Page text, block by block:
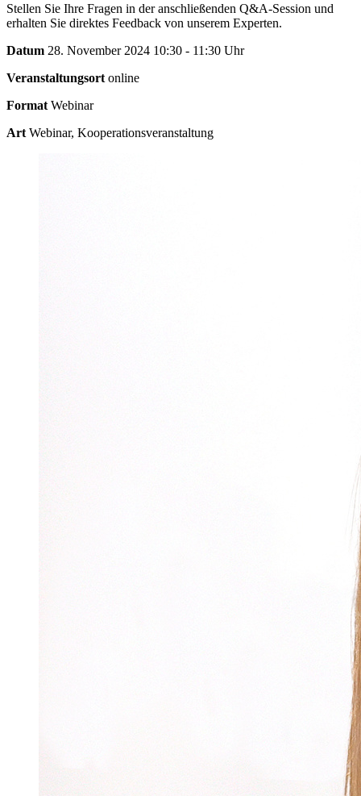
Stellen Sie Ihre Fragen in der anschließenden Q&A-Session und
erhalten Sie direktes Feedback von unserem Experten.
Datum 28. November 2024 10:30 - 11:30 Uhr
Veranstaltungsort online
Format Webinar
Art Webinar, Kooperationsveranstaltung